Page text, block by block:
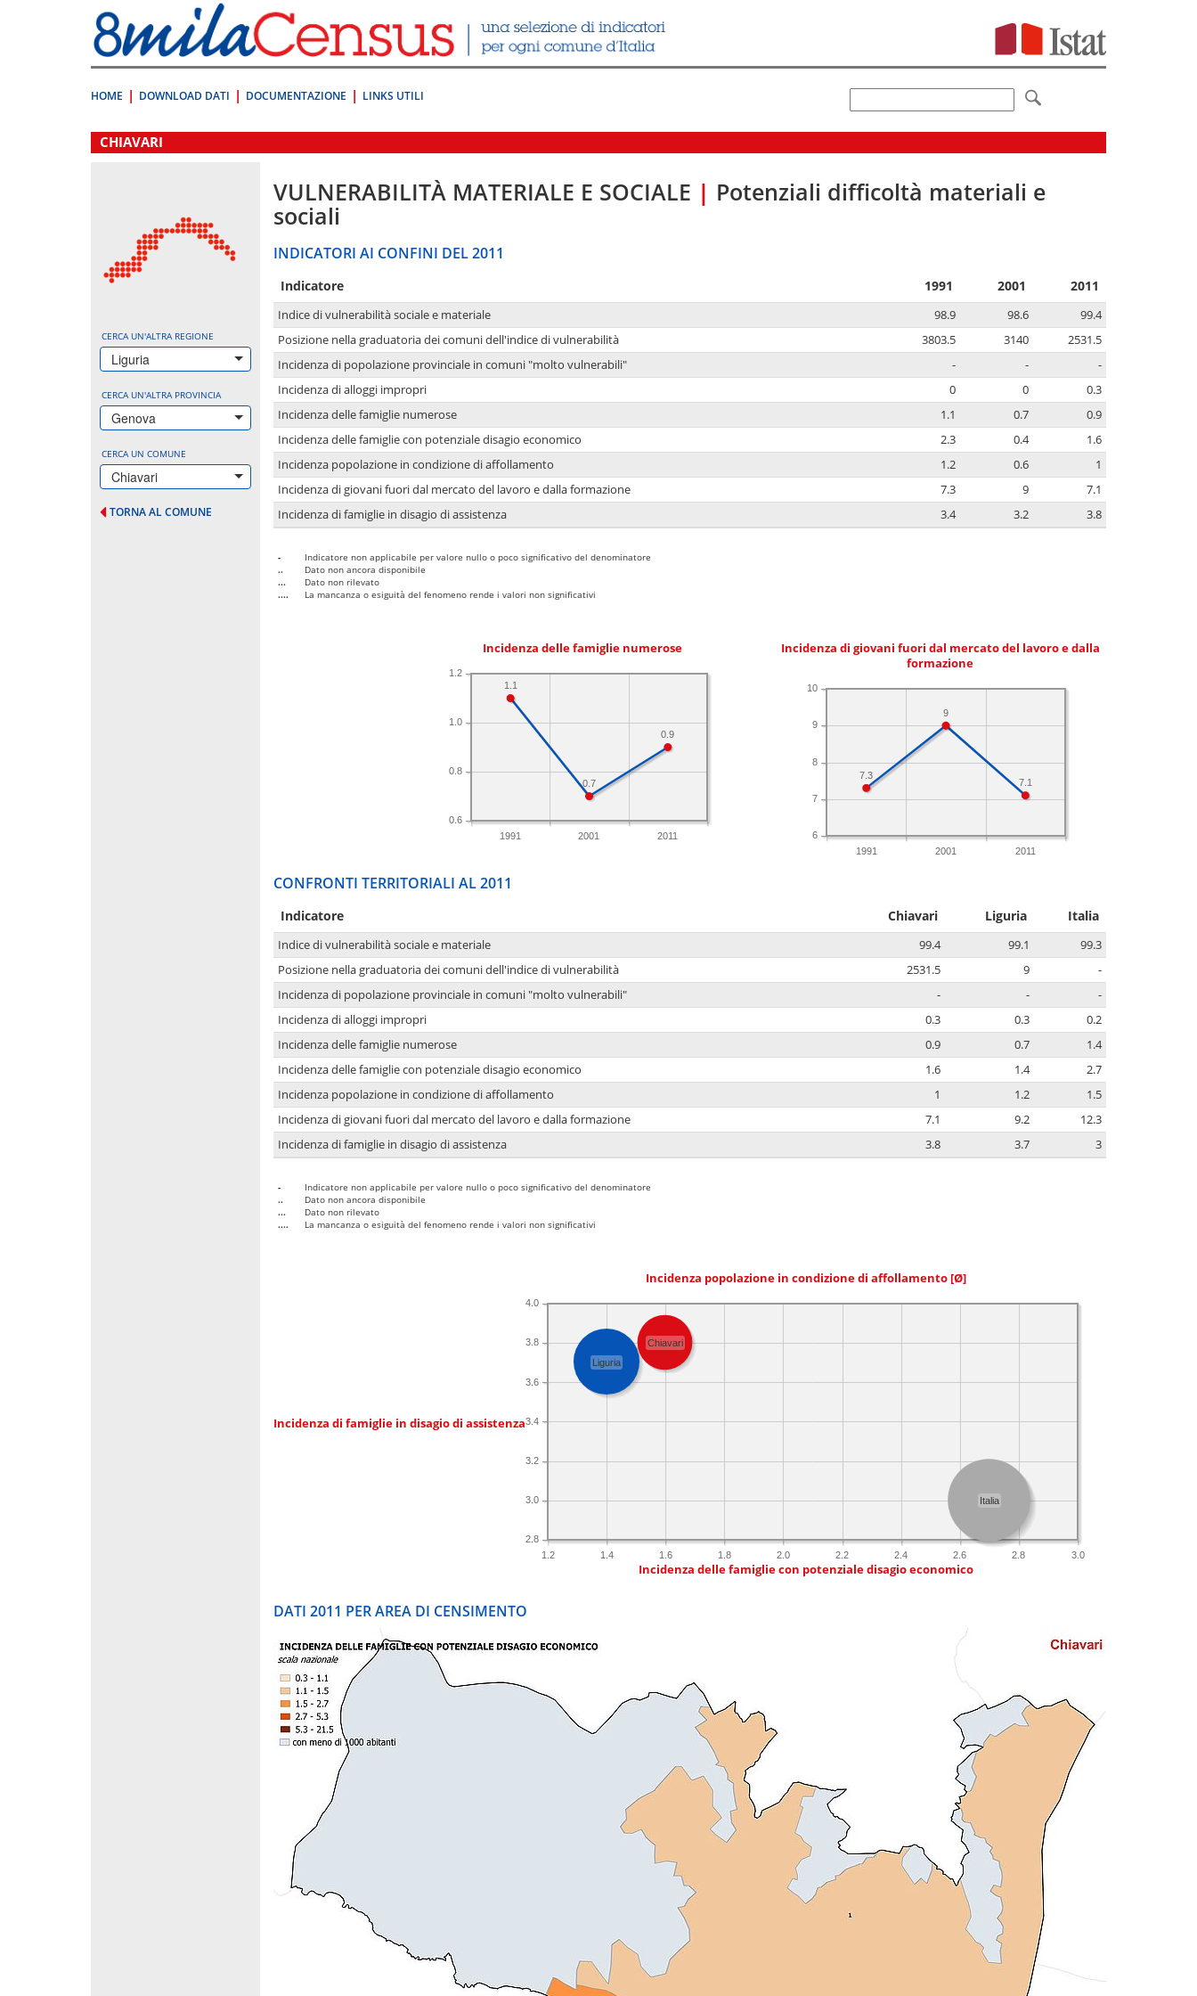
direttamente
a:
Contenuto
HOME DOWNLOAD DATI DOCUMENTAZIONE LINKS UTILI
.
CHIAVARI
CERCA UN'ALTRA REGIONE
Liguria
CERCA UN'ALTRA PROVINCIA
Genova
CERCA UN COMUNE
Chiavari
TORNA AL COMUNE
VULNERABILITÀ MATERIALE E SOCIALE | Potenziali difficoltà materiali e
sociali
INDICATORI AI CONFINI DEL 2011
Indicatore 1991 2001 2011
Indice di vulnerabilità sociale e materiale 98.9 98.6
99.4
Posizione nella graduatoria dei comuni dell'indice di vulnerabilità
3803.5 3140
2531.5
Incidenza di popolazione provinciale in comuni "molto vulnerabili"
- -
-
Incidenza di alloggi impropri
0 0
0.3
Incidenza delle famiglie numerose
1.1 0.7
0.9
Incidenza delle famiglie con potenziale disagio economico
2.3 0.4
1.6
Incidenza popolazione in condizione di affollamento
1.2 0.6
1
Incidenza di giovani fuori dal mercato del lavoro e dalla formazione
7.3 9
7.1
Incidenza di famiglie in disagio di assistenza
3.4 3.2 3.8
-
Indicatore non applicabile per valore nullo o poco significativo del denominatore
..
Dato non ancora disponibile
...
Dato non rilevato
....
La mancanza o esiguità del fenomeno rende i valori non significativi
Incidenza delle famiglie numerose
1991 2001 2011
0.6
0.8
1.0
1.2
0.9
0.7
1.1
Incidenza di giovani fuori dal mercato del lavoro e dalla
formazione
1991 2001 2011
6
7
8
9
10
7.1
9
7.3
CONFRONTI TERRITORIALI AL 2011
Indicatore Chiavari Liguria Italia
Indice di vulnerabilità sociale e materiale 99.4 99.1
99.3
Posizione nella graduatoria dei comuni dell'indice di vulnerabilità
2531.5 9
-
Incidenza di popolazione provinciale in comuni "molto vulnerabili"
- -
-
Incidenza di alloggi impropri
0.3 0.3
0.2
Incidenza delle famiglie numerose
0.9 0.7
1.4
Incidenza delle famiglie con potenziale disagio economico
1.6 1.4
2.7
Incidenza popolazione in condizione di affollamento
1 1.2
1.5
Incidenza di giovani fuori dal mercato del lavoro e dalla formazione
7.1 9.2
12.3
Incidenza di famiglie in disagio di assistenza
3.8 3.7 3
-
Indicatore non applicabile per valore nullo o poco significativo del denominatore
..
Dato non ancora disponibile
...
Dato non rilevato
....
La mancanza o esiguità del fenomeno rende i valori non significativi
Incidenza popolazione in condizione di affollamento [Ø]
Incidenza di famiglie in disagio di assistenza
1.2 1.4 1.6 1.8 2.0 2.2 2.4 2.6 2.8 3.0
2.8
3.0
3.2
3.4
3.6
3.8
4.0
Italia
Liguria
Chiavari
Incidenza delle famiglie con potenziale disagio economico
DATI 2011 PER AREA DI CENSIMENTO